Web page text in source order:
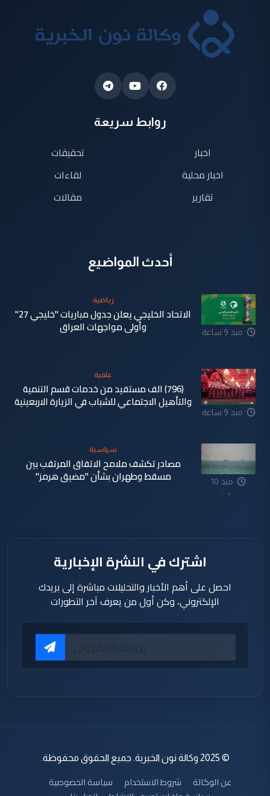
روابط سريعة
اخبار
اخبار محلية
تقارير
تحقيقات
لقاءات
مقالات
أحدث المواضيع
منذ 9 ساعة
رياضية
الاتحاد الخليجي يعلن جدول مباريات "خليجي 27"
وأولى مواجهات العراق
منذ 9 ساعة
علمية
(796) الف مستفيد من خدمات قسم التنمية
والتأهيل الاجتماعي للشباب في الزيارة الاربعينية
منذ 10
ساعة
سياسية
مصادر تكشف ملامح الاتفاق المرتقب بين
مسقط وطهران بشأن "مضيق هرمز"
اشترك في النشرة الإخبارية
احصل على أهم الأخبار والتحليلات مباشرة إلى بريدك
الإلكتروني، وكن أول من يعرف آخر التطورات
© 2025 وكالة نون الخبرية. جميع الحقوق محفوظة.
عن الوكالة شروط الاستخدام
سياسة الخصوصية